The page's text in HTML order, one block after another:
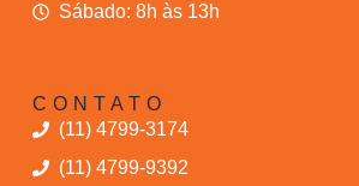
Sábado: 8h às 13h
CONTATO
(11) 4799-3174
(11) 4799-9392